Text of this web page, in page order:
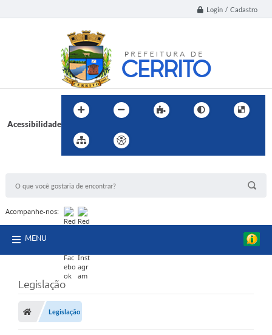
Login / Cadastro
Acessibilidade
Acompanhe-nos:
MENU
Legislação
Legislação